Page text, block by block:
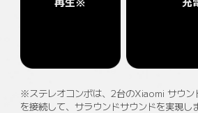
再生※
充
※ステレオコンボは、2台のXiaomi サウン
を接続して、サラウンドサウンドを実現し